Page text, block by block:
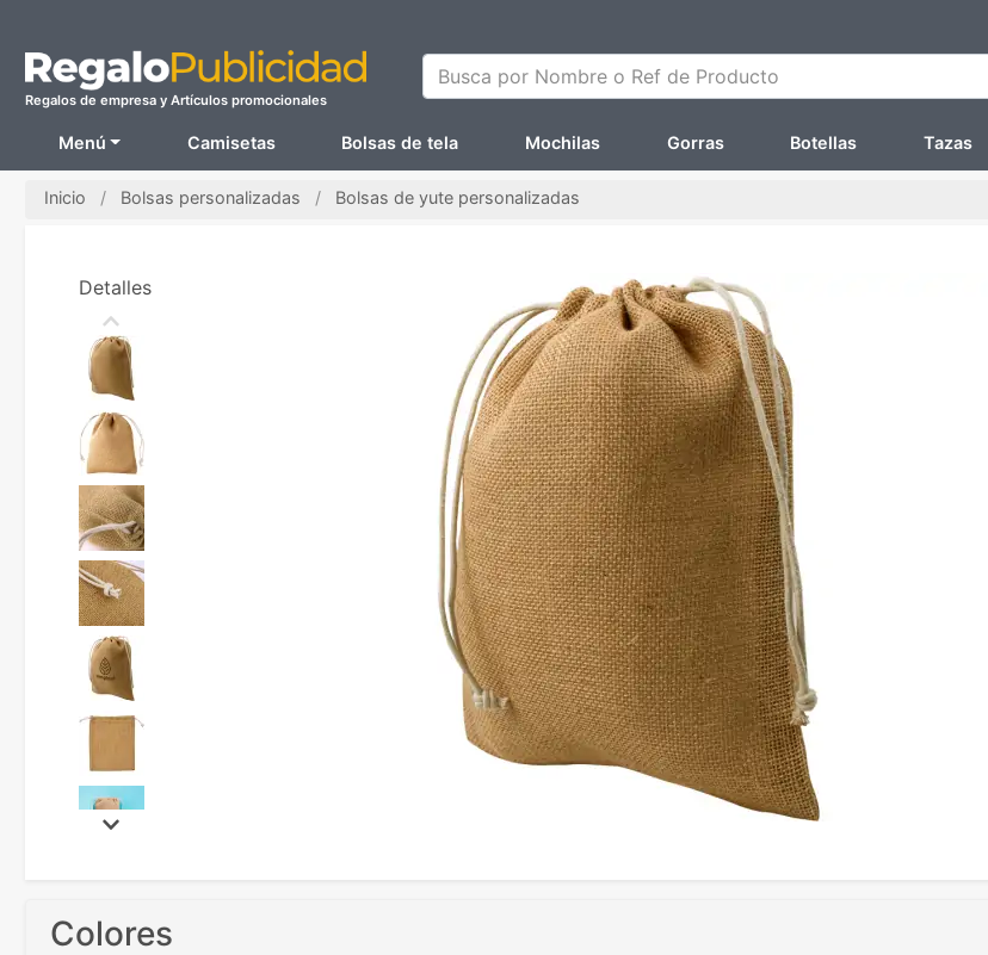
Regalos de empresa y Artículos promocionales
Busca por Nombre o Ref de Producto
Menú Camisetas Bolsas de tela Mochilas Gorras Botellas Tazas
Inicio Bolsas personalizadas Bolsas de yute personalizadas
Detalles
Colores